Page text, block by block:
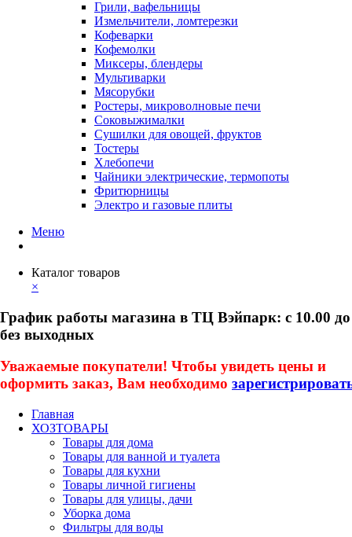
Грили, вафельницы
Измельчители, ломтерезки
Кофеварки
Кофемолки
Миксеры, блендеры
Мультиварки
Мясорубки
Ростеры, микроволновые печи
Соковыжималки
Сушилки для овощей, фруктов
Тостеры
Хлебопечи
Чайники электрические, термопоты
Фритюрницы
Электро и газовые плиты
Меню
Каталог товаров
×
График работы магазина в ТЦ Вэйпарк: с 10.00 до
без выходных
Уважаемые покупатели! Чтобы увидеть цены и
оформить заказ, Вам необходимо
Главная
ХОЗТОВАРЫ
Товары для дома
Товары для ванной и туалета
Товары для кухни
Товары личной гигиены
Товары для улицы, дачи
Уборка дома
Фильтры для воды